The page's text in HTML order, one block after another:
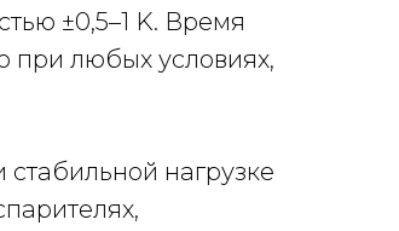
±0,5–1 K. Время
при любых условиях,
нагрузке